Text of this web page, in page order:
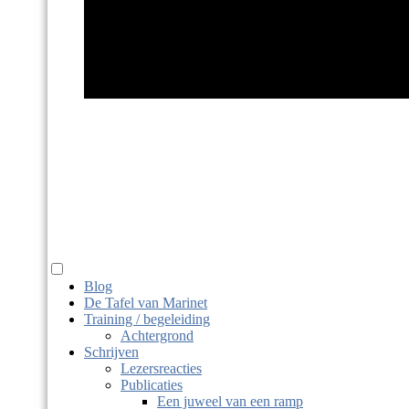
Blog
De Tafel van Marinet
Training / begeleiding
Achtergrond
Schrijven
Lezersreacties
Publicaties
Een juweel van een ramp